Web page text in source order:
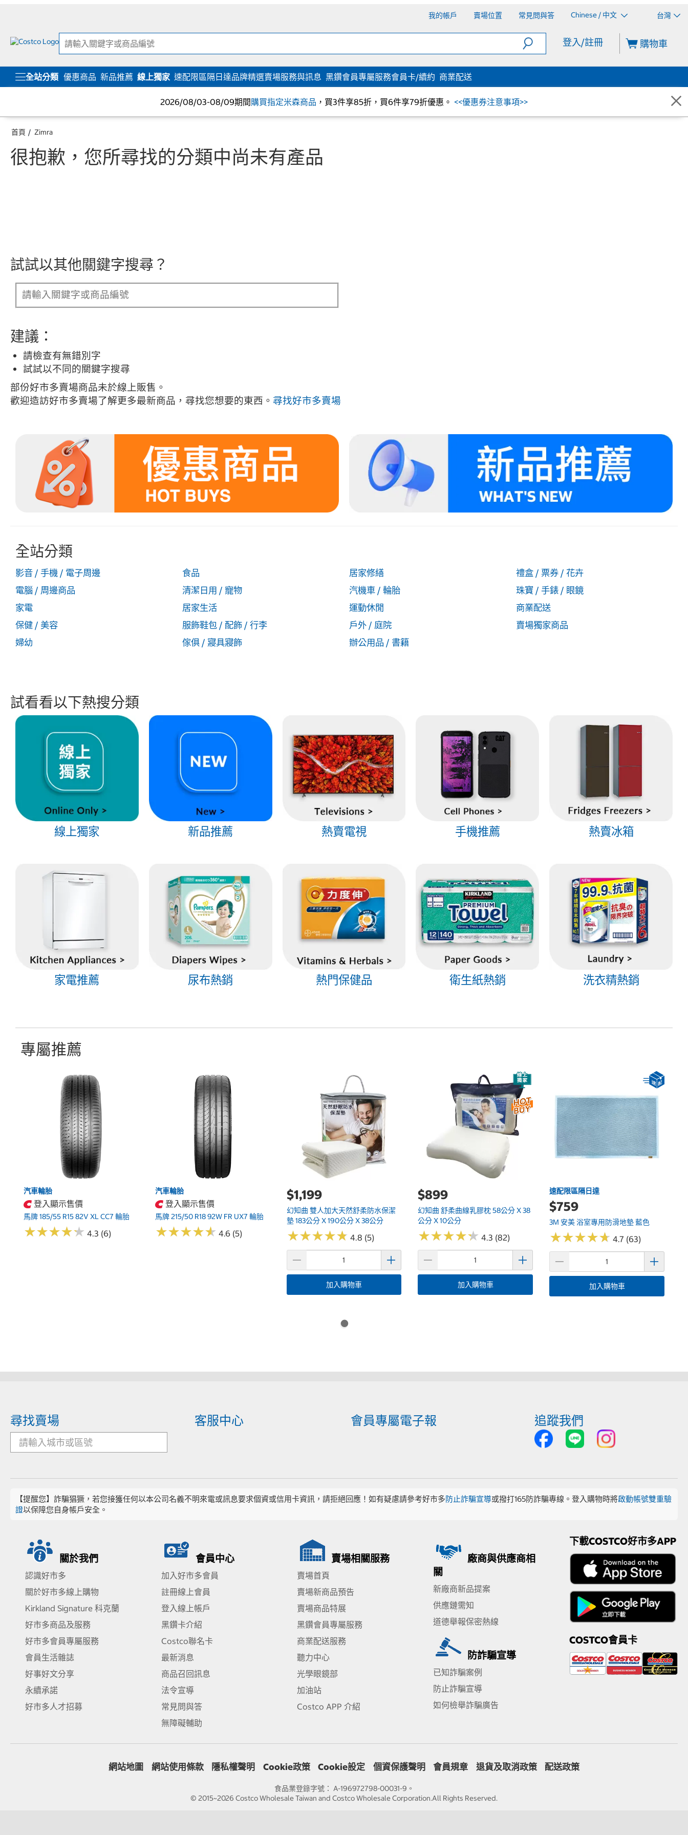
我的帳戶 賣場位置 常見問與答 Chinese / 中文 台灣
登入/註冊 購物車
全站分類 優惠商品 新品推薦 線上獨家 速配限區隔日達品牌精選賣場服務與訊息 黑鑽會員專屬服務會員卡/續約 商業配送
2026/08/03-08/09期間購買指定米森商品 ，買3件享85折，買6件享79折優惠。 <<優惠券注意事項>>
首頁 Zimra
很抱歉，您所尋找的分類中尚未有產品
試試以其他關鍵字搜尋？
建議：
請檢查有無錯別字
試試以不同的關鍵字搜尋
部份好市多賣場商品未於線上販售。
歡迎造訪好市多賣場了解更多最新商品，尋找您想要的東西。 尋找好市多賣場
全站分類
影音 / 手機 / 電子周邊
電腦 / 周邊商品
家電
保健 / 美容
婦幼
食品
清潔日用 / 寵物
居家生活
服飾鞋包 / 配飾 / 行李
傢俱 / 寢具寢飾
居家修繕
汽機車 / 輪胎
運動休閒
戶外 / 庭院
辦公用品 / 書籍
禮盒 / 票券 / 花卉
珠寶 / 手錶 / 眼鏡
商業配送
賣場獨家商品
試看看以下熱搜分類
線上獨家 新品推薦 熱賣電視 手機推薦 熱賣冰箱
家電推薦 尿布熱銷 熱門保健品 衛生紙熱銷 洗衣精熱銷
專屬推薦
汽車輪胎
登入顯示售價
馬牌 185/55 R15 82V XL CC7 輪胎
★★★★★
★★★★★ 4.3 (6)
汽車輪胎
登入顯示售價
馬牌 215/50 R18 92W FR UX7 輪胎
★★★★★
★★★★★ 4.6 (5)
$1,199
幻知曲 雙人加大天然舒柔防水保潔
墊 183公分 X 190公分 X 38公分
★★★★★
★★★★★ 4.8 (5)
加入購物車
$899
幻知曲 舒柔曲線乳膠枕 58公分 X 38
公分 X 10公分
★★★★★
★★★★★ 4.3 (82)
加入購物車
速配限區隔日達
$759
3M 安美 浴室專用防滑地墊 藍色
★★★★★
★★★★★ 4.7 (63)
加入購物車
尋找賣場 客服中心 會員專屬電子報 追蹤我們
【提醒您】詐騙猖獗，若您接獲任何以本公司名義不明來電或訊息要求個資或信用卡資訊，請拒絕回應！如有疑慮請參考好市多防止詐騙宣導或撥打165防詐騙專線。登入購物時將啟動帳號雙重驗
證以保障您自身帳戶安全。
關於我們
認識好市多
關於好市多線上購物
Kirkland Signature 科克蘭
好市多商品及服務
好市多會員專屬服務
會員生活雜誌
好事好文分享
永續承諾
好市多人才招募
會員中心
加入好市多會員
註冊線上會員
登入線上帳戶
黑鑽卡介紹
Costco聯名卡
最新消息
商品召回訊息
法令宣導
常見問與答
無障礙輔助
賣場相關服務
賣場首頁
賣場新商品預告
賣場商品特展
黑鑽會員專屬服務
商業配送服務
聽力中心
光學眼鏡部
加油站
Costco APP 介紹
廠商與供應商相
關
新廠商新品提案
供應鏈需知
道德舉報保密熱線
防詐騙宣導
已知詐騙案例
防止詐騙宣導
如何檢舉詐騙廣告
下載COSTCO好市多APP
COSTCO會員卡
網站地圖 網站使用條款 隱私權聲明 Cookie政策 Cookie設定 個資保護聲明 會員規章 退貨及取消政策 配送政策
食品業登錄字號： A-196972798-00031-9。
© 2015~2026 Costco Wholesale Taiwan and Costco Wholesale Corporation.All Rights Reserved.